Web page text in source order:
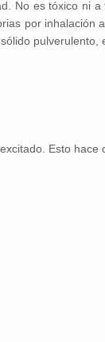
No es tóxico ni
por inhalación
pulverulento,
Esto hace